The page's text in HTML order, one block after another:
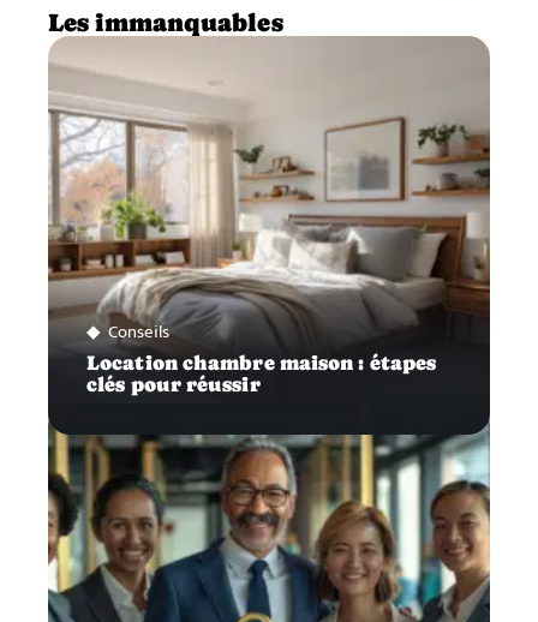
Les immanquables
Conseils
Location chambre maison : étapes
clés pour réussir